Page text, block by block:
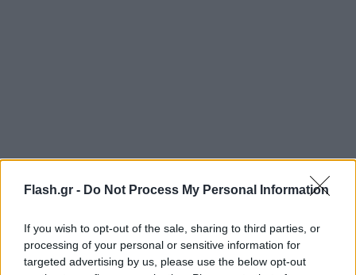
Flash.gr - Do Not Process My Personal Information
If you wish to opt-out of the sale, sharing to third parties, or
processing of your personal or sensitive information for
targeted advertising by us, please use the below opt-out
αντιμετωπίζουν 81 πυρκαγιές σε όλη την
επικράτεια, ενώ το τελευταίο εικοσιτετράωρο
εκδηλώθηκαν 44 νέες δασικές πυρκαγιές, οι
περισσότερες εκ των οποίων αντιμετωπίστηκαν